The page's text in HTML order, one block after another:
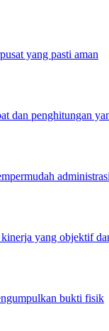
yang pasti aman
dan penghitungan
yang objektif
bukti fisik